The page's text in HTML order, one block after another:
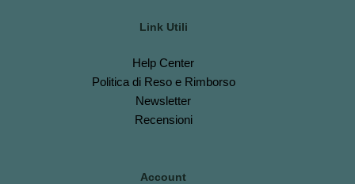
Link Utili
Help Center
Politica di Reso e Rimborso
Newsletter
Recensioni
Account